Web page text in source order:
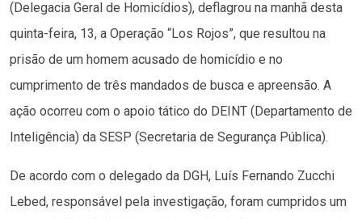
(Delegacia Geral de Homicídios), deflagrou na manhã desta
quinta-feira, 13, a Operação “Los Rojos”, que resultou na
prisão de um homem acusado de homicídio e no
cumprimento de três mandados de busca e apreensão. A
ação ocorreu com o apoio tático do DEINT (Departamento de
Inteligência) da SESP (Secretaria de Segurança Pública).
De acordo com o delegado da DGH, Luís Fernando Zucchi
Lebed, responsável pela investigação, foram cumpridos um